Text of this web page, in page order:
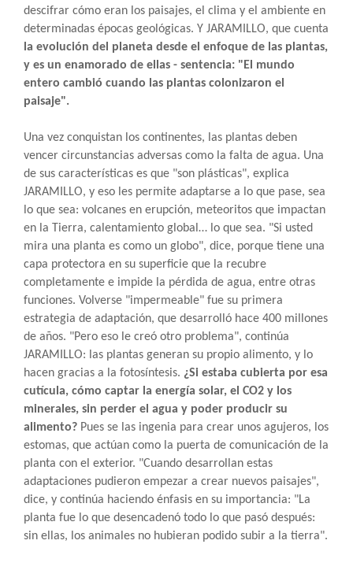
descifrar cómo eran los paisajes, el clima y el ambiente en
determinadas épocas geológicas. Y JARAMILLO, que cuenta
la evolución del planeta desde el enfoque de las plantas,
y es un enamorado de ellas - sentencia: "El mundo
entero cambió cuando las plantas colonizaron el
paisaje".
Una vez conquistan los continentes, las plantas deben
vencer circunstancias adversas como la falta de agua. Una
de sus características es que "son plásticas", explica
JARAMILLO, y eso les permite adaptarse a lo que pase, sea
lo que sea: volcanes en erupción, meteoritos que impactan
en la Tierra, calentamiento global… lo que sea. "Si usted
mira una planta es como un globo", dice, porque tiene una
capa protectora en su superficie que la recubre
completamente e impide la pérdida de agua, entre otras
funciones. Volverse "impermeable" fue su primera
estrategia de adaptación, que desarrolló hace 400 millones
de años. "Pero eso le creó otro problema", continúa
JARAMILLO: las plantas generan su propio alimento, y lo
hacen gracias a la fotosíntesis. ¿Si estaba cubierta por esa
cutícula, cómo captar la energía solar, el CO2 y los
minerales, sin perder el agua y poder producir su
alimento? Pues se las ingenia para crear unos agujeros, los
estomas, que actúan como la puerta de comunicación de la
planta con el exterior. "Cuando desarrollan estas
adaptaciones pudieron empezar a crear nuevos paisajes",
dice, y continúa haciendo énfasis en su importancia: "La
planta fue lo que desencadenó todo lo que pasó después:
sin ellas, los animales no hubieran podido subir a la tierra".